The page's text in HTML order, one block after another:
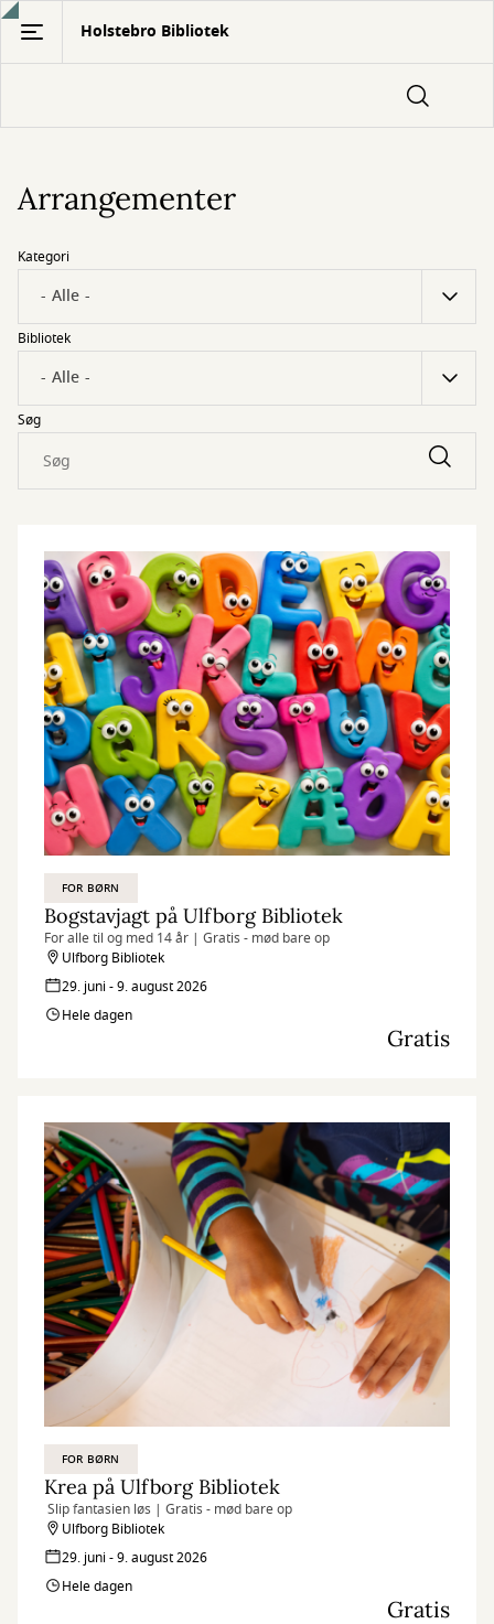
Gå
hovedindhold
Holstebro Bibliotek
Arrangementer
Kategori
Bibliotek
Søg
FOR BØRN
Bogstavjagt på Ulfborg Bibliotek
For alle til og med 14 år | Gratis - mød bare op
Ulfborg Bibliotek
29. juni - 9. august 2026
Hele dagen
Gratis
FOR BØRN
Krea på Ulfborg Bibliotek
Slip fantasien løs | Gratis - mød bare op
Ulfborg Bibliotek
29. juni - 9. august 2026
Hele dagen
Gratis